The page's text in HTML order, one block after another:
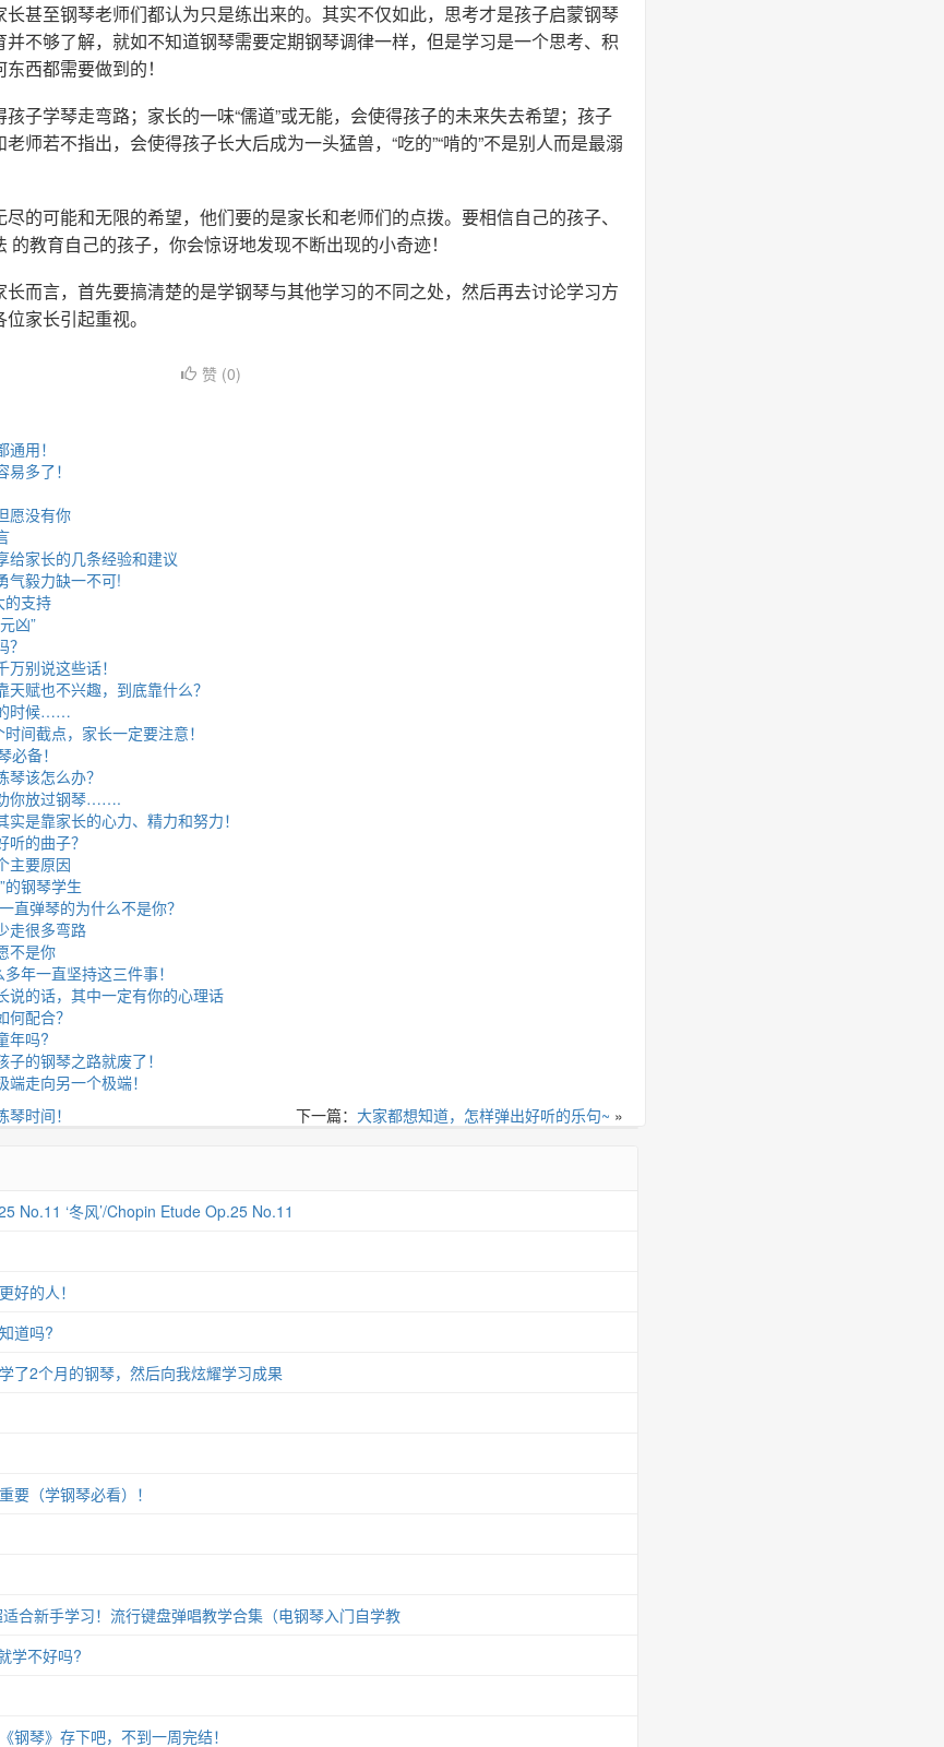
甚至钢琴老师们都认为只是练出来的。其实不仅如此，思考才是孩子启蒙钢琴
不够了解，就如不知道钢琴需要定期钢琴调律一样，但是学习是一个思考、积
西都需要做到的！
子学琴走弯路；家长的一味“儒道”或无能，会使得孩子的未来失去希望；孩子
师若不指出，会使得孩子长大后成为一头猛兽，“吃的”“啃的”不是别人而是最溺
的可能和无限的希望，他们要的是家长和老师们的点拨。要相信自己的孩子、
的教育自己的孩子，你会惊讶地发现不断出现的小奇迹！
而言，首先要搞清楚的是学钢琴与其他学习的不同之处，然后再去讨论学习方
家长引起重视。
赞 (0)
用！
多了！
愿没有你
给家长的几条经验和建议
气毅力缺一不可!
的支持
凶”
别说这些话！
赋也不兴趣，到底靠什么？
时候……
间截点，家长一定要注意！
备！
该怎么办？
你放过钢琴…….
是靠家长的心力、精力和努力！
的曲子？
主要原因
的钢琴学生
直弹琴的为什么不是你？
走很多弯路
不是你
年一直坚持这三件事！
说的话，其中一定有你的心理话
配合？
年吗?
的钢琴之路就废了！
走向另一个极端！
下一篇： 大家都想知道，怎样弹出好听的乐句~ »
时间！
No.11 ‘冬风’/Chopin Etude Op.25 No.11
好的人！
道吗?
了2个月的钢琴，然后向我炫耀学习成果
要（学钢琴必看）！
适合新手学习！流行键盘弹唱教学合集（电钢琴入门自学教
学不好吗?
钢琴》存下吧，不到一周完结！